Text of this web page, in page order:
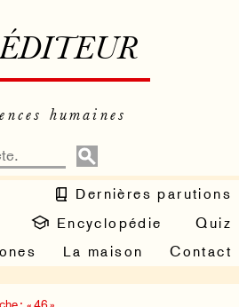
humaines
Dernières parutions
Encyclopédie
Quiz
La maison Contact